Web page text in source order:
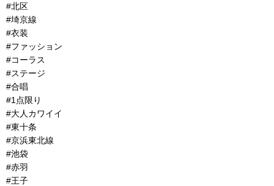
#北区
#埼京線
#衣装
#ファッション
#コーラス
#ステージ
#合唱
#1点限り
#大人カワイイ
#東十条
#京浜東北線
#池袋
#赤羽
#王子